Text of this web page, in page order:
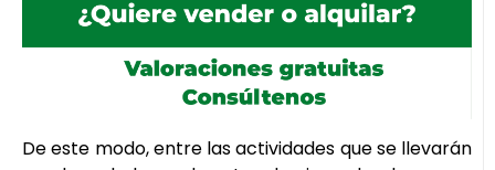
De este modo, entre las actividades que se llevarán